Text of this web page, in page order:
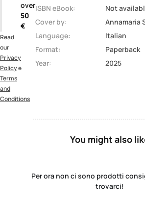
over
50
€
Read
our
Privacy
Policye
Terms
and
Conditions
ISBN eBook:
Not
Cover by:
Annamaria
Language:
Italian
Format:
Paperback
Year:
2025
You might also
Per ora non ci sono prodotti
trovarci!